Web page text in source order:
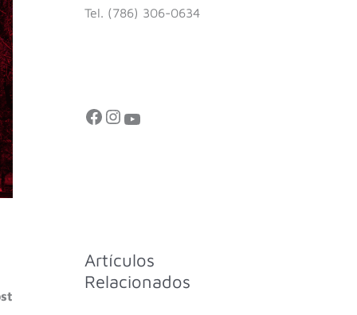
Tel. (786) 306-0634
Facebook Instagram YouTube
Artículos
Relacionados